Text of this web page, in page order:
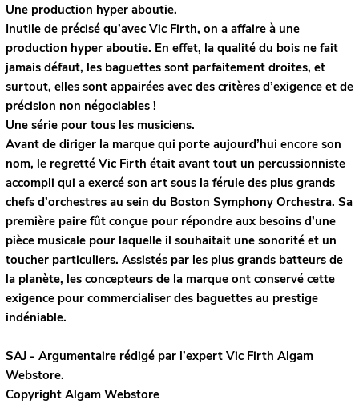
Une production hyper aboutie.
Inutile de précisé qu’avec Vic Firth, on a affaire à une
production hyper aboutie. En effet, la qualité du bois ne fait
jamais défaut, les baguettes sont parfaitement droites, et
surtout, elles sont appairées avec des critères d’exigence et de
précision non négociables !
Une série pour tous les musiciens.
Avant de diriger la marque qui porte aujourd’hui encore son
nom, le regretté Vic Firth était avant tout un percussionniste
accompli qui a exercé son art sous la férule des plus grands
chefs d’orchestres au sein du Boston Symphony Orchestra. Sa
première paire fût conçue pour répondre aux besoins d’une
pièce musicale pour laquelle il souhaitait une sonorité et un
toucher particuliers. Assistés par les plus grands batteurs de
la planète, les concepteurs de la marque ont conservé cette
exigence pour commercialiser des baguettes au prestige
indéniable.
SAJ - Argumentaire rédigé par l’expert Vic Firth Algam
Webstore.
Copyright Algam Webstore